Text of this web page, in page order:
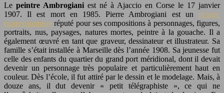
Le peintre Ambrogiani est né à Ajaccio en Corse le 17 janvier
1907. Il est mort en 1985. Pierre Ambrogiani est un peintre
expressionniste réputé pour ses compositions à personnages, figures,
portraits, nus, paysages, natures mortes, peintre à la gouache. Il a
également œuvré en tant que graveur, dessinateur et illustrateur. Sa
famille s’était installée à Marseille dès l’année 1908. Sa jeunesse fut
celle des enfants du quartier du grand port méridional, dont il devait
devenir un personnage très populaire et particulièrement haut en
couleur. Dès l’école, il fut attiré par le dessin et le modelage. Mais, à
douze ans, il dut devenir « petit télégraphiste », ce qui ne